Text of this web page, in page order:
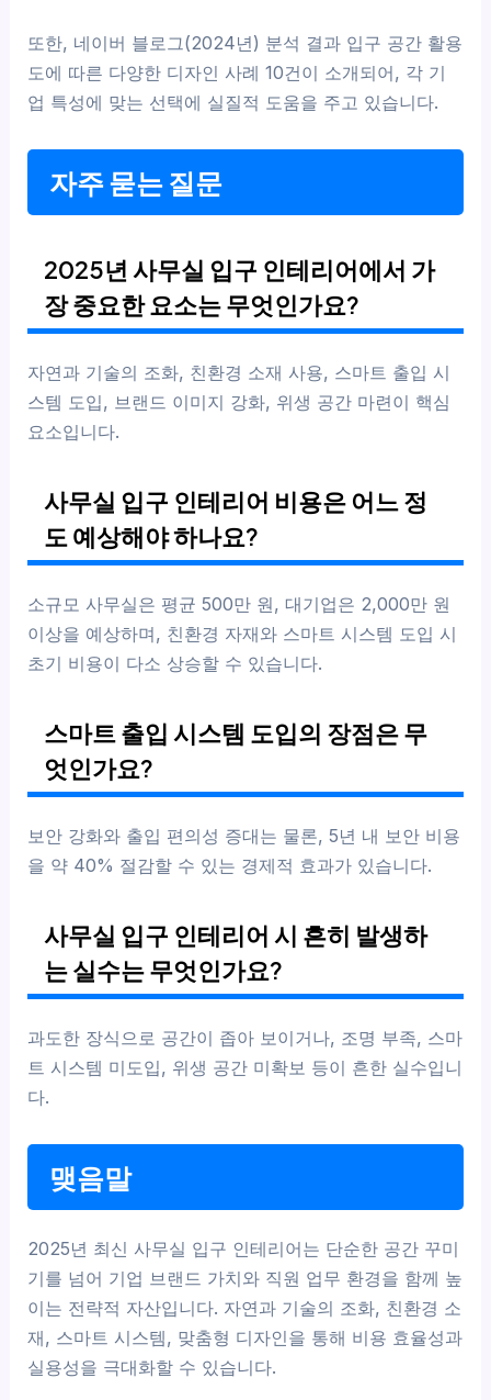
또한, 네이버 블로그(2024년) 분석 결과 입구 공간 활용
도에 따른 다양한 디자인 사례 10건이 소개되어, 각 기
업 특성에 맞는 선택에 실질적 도움을 주고 있습니다.
자주 묻는 질문
2025년 사무실 입구 인테리어에서 가
장 중요한 요소는 무엇인가요?
자연과 기술의 조화, 친환경 소재 사용, 스마트 출입 시
스템 도입, 브랜드 이미지 강화, 위생 공간 마련이 핵심
요소입니다.
사무실 입구 인테리어 비용은 어느 정
도 예상해야 하나요?
소규모 사무실은 평균 500만 원, 대기업은 2,000만 원
이상을 예상하며, 친환경 자재와 스마트 시스템 도입 시
초기 비용이 다소 상승할 수 있습니다.
스마트 출입 시스템 도입의 장점은 무
엇인가요?
보안 강화와 출입 편의성 증대는 물론, 5년 내 보안 비용
을 약 40% 절감할 수 있는 경제적 효과가 있습니다.
사무실 입구 인테리어 시 흔히 발생하
는 실수는 무엇인가요?
과도한 장식으로 공간이 좁아 보이거나, 조명 부족, 스마
트 시스템 미도입, 위생 공간 미확보 등이 흔한 실수입니
다.
맺음말
2025년 최신 사무실 입구 인테리어는 단순한 공간 꾸미
기를 넘어 기업 브랜드 가치와 직원 업무 환경을 함께 높
이는 전략적 자산입니다. 자연과 기술의 조화, 친환경 소
재, 스마트 시스템, 맞춤형 디자인을 통해 비용 효율성과
실용성을 극대화할 수 있습니다.